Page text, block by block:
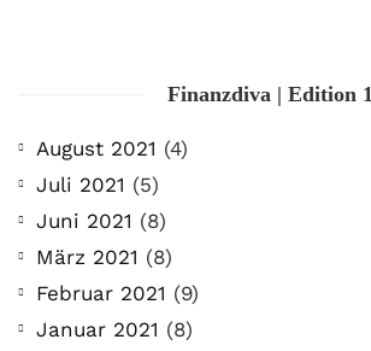
Finanzdiva | Edition 1
August 2021 (4)
Juli 2021 (5)
Juni 2021 (8)
März 2021 (8)
Februar 2021 (9)
Januar 2021 (8)